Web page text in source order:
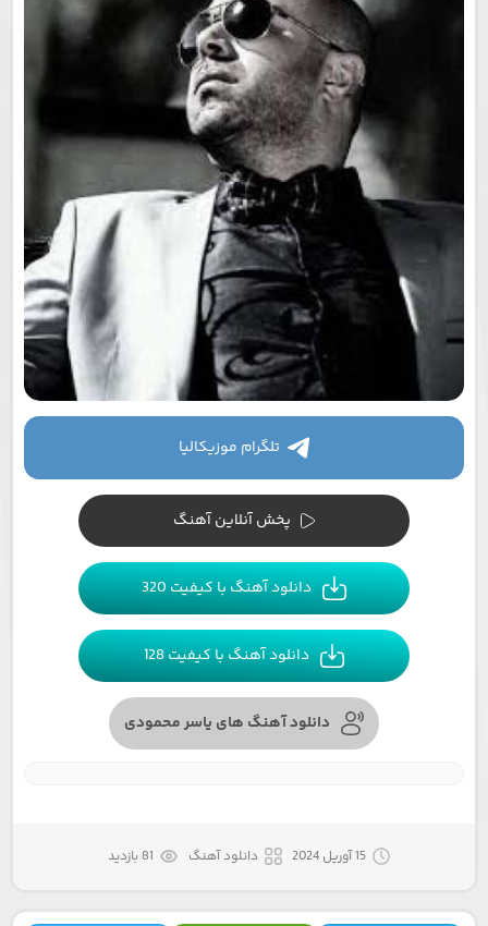
تلگرام موزیکالیا
پخش آنلاین آهنگ
دانلود آهنگ با کیفیت 320
دانلود آهنگ با کیفیت 128
دانلود آهنگ های یاسر محمودی
15 آوریل 2024 دانلود آهنگ 81 بازدید